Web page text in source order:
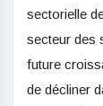
sectorielle
secteur des
future
de décliner